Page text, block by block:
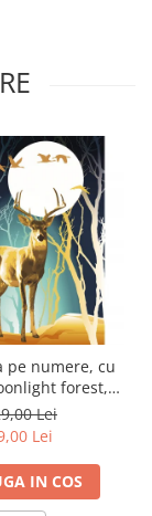
pe numere, cu
forest,
30 culori, nivel
MG2432
Lei
Lei
IN COS